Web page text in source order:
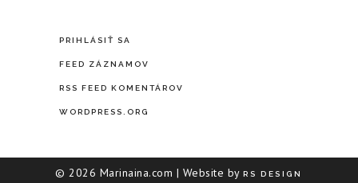
PRIHLÁSIŤ SA
FEED ZÁZNAMOV
RSS FEED KOMENTÁROV
WORDPRESS.ORG
©2026 Marinaina.com | Website byRS DESIGN